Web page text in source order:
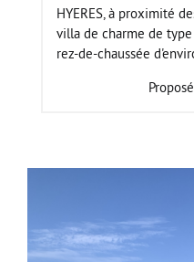
HYERES, à proximité
villa de charme de
rez-de-chaussée